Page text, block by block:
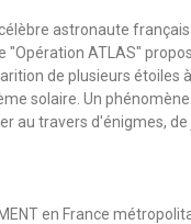
astronaute français
"Opération ATLAS"
de plusieurs étoiles
solaire. Un phénomène
au travers d'énigmes, de
en France